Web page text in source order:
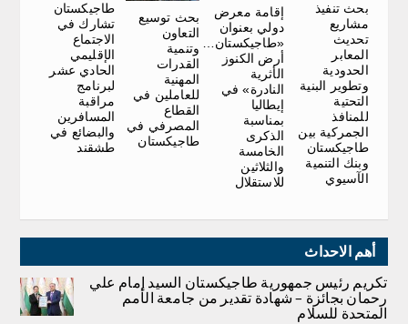
بحث تنفيذ
مشاريع
تحديث
المعابر
الحدودية
وتطوير البنية
التحتية
للمنافذ
الجمركية بين
طاجيكستان
وبنك التنمية
الآسيوي
إقامة معرض
دولي بعنوان
«طاجيكستان…
أرض الكنوز
الأثرية
النادرة» في
إيطاليا
بمناسبة
الذكرى
الخامسة
والثلاثين
للاستقلال
بحث توسيع
التعاون
وتنمية
القدرات
المهنية
للعاملين في
القطاع
المصرفي في
طاجيكستان
طاجيكستان
تشارك في
الاجتماع
الإقليمي
الحادي عشر
لبرنامج
مراقبة
المسافرين
والبضائع في
طشقند
أهم الاحداث
تكريم رئيس جمهورية طاجيكستان السيد إمام علي
رحمان بجائزة – شهادة تقدير من جامعة الأمم
المتحدة للسلام